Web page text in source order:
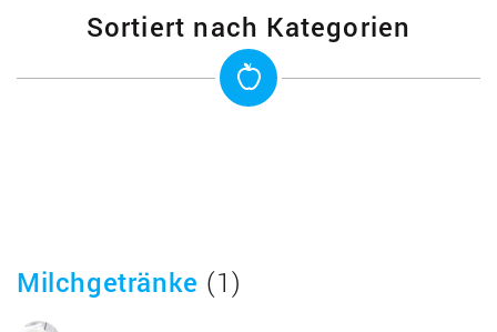
Sortiert nach Kategorien
Milchgetränke (1)